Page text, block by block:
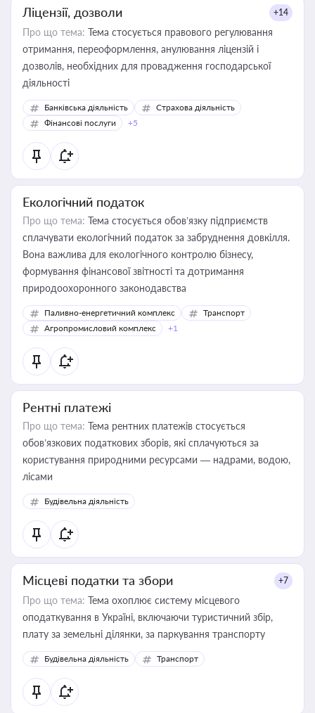
Ліцензії, дозволи +14
Про що тема: Тема стосується правового регулювання
отримання, переоформлення, анулювання ліцензій і
дозволів, необхідних для провадження господарської
діяльності
Банківська діяльність
Страхова діяльність
Фінансові послуги
+5
Екологічний податок
Про що тема: Тема стосується обов’язку підприємств
сплачувати екологічний податок за забруднення довкілля.
Вона важлива для екологічного контролю бізнесу,
формування фінансової звітності та дотримання
природоохоронного законодавства
Паливно-енергетичний комплекс
Транспорт
Агропромисловий комплекс
+1
Рентні платежі
Про що тема: Тема рентних платежів стосується
обов’язкових податкових зборів, які сплачуються за
користування природними ресурсами — надрами, водою,
лісами
Будівельна діяльність
Місцеві податки та збори +7
Про що тема: Тема охоплює систему місцевого
оподаткування в Україні, включаючи туристичний збір,
плату за земельні ділянки, за паркування транспорту
Будівельна діяльність Транспорт